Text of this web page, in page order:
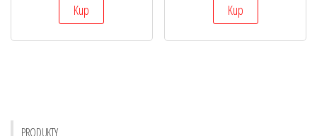
Kup Kup
PRODUKTY